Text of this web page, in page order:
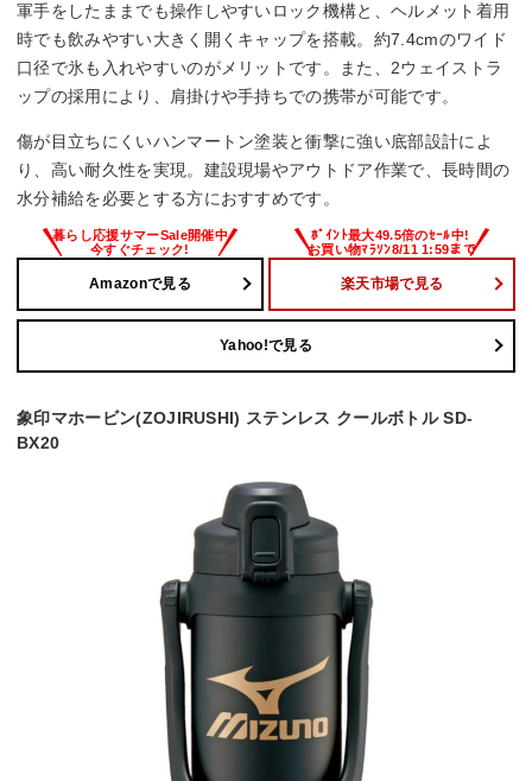
軍手をしたままでも操作しやすいロック機構と、ヘルメット着用
時でも飲みやすい大きく開くキャップを搭載。約7.4cmのワイド
口径で氷も入れやすいのがメリットです。また、2ウェイストラ
ップの採用により、肩掛けや手持ちでの携帯が可能です。
傷が目立ちにくいハンマートン塗装と衝撃に強い底部設計によ
り、高い耐久性を実現。建設現場やアウトドア作業で、長時間の
水分補給を必要とする方におすすめです。
Amazonで見る 楽天市場で見る
Yahoo!で見る
象印マホービン(ZOJIRUSHI) ステンレス クールボトル SD-
BX20